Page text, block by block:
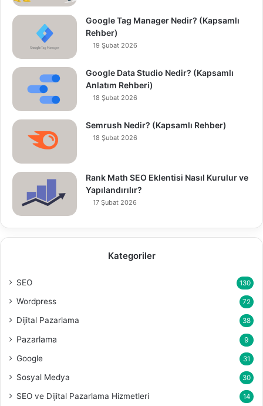
Google Tag Manager Nedir? (Kapsamlı
Rehber)
19 Şubat 2026
Google Data Studio Nedir? (Kapsamlı
Anlatım Rehberi)
18 Şubat 2026
Semrush Nedir? (Kapsamlı Rehber)
18 Şubat 2026
Rank Math SEO Eklentisi Nasıl Kurulur ve
Yapılandırılır?
17 Şubat 2026
Kategoriler
SEO 130
Wordpress 72
Dijital Pazarlama 38
Pazarlama 9
Google 31
Sosyal Medya 30
SEO ve Dijital Pazarlama Hizmetleri 14